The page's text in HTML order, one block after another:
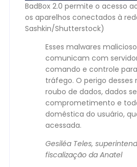
BadBox 2.0 permite o acesso
os aparelhos conectados à
Sashkin/Shutterstock)
Esses malwares
comunicam com
comando e controle
tráfego. O perigo desses
roubo de dados, dados
comprometimento e
doméstica do usuário,
acessada.
Gesiléa Teles,
fiscalização da Anatel